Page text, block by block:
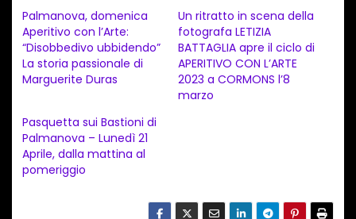
a
m
e
t
o
i
Palmanova, domenica
Aperitivo con l’Arte:
“Disobbedivo ubbidendo”
La storia passionale di
Marguerite Duras
Un ritratto in scena della
fotografa LETIZIA
BATTAGLIA apre il ciclo di
APERITIVO CON L’ARTE
2023 a CORMONS l’8
marzo
Pasquetta sui Bastioni di
Palmanova – Lunedì 21
Aprile, dalla mattina al
pomeriggio